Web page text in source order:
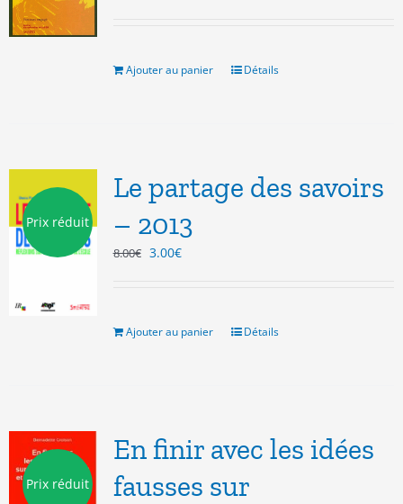
13.00€.5.00€.
Ajouter au panier Détails
Prix réduit
Le partage des savoirs
– 2013
8.00€ Le
8.00€.
3.00€Le
3.00€.
Ajouter au panier Détails
Prix réduit
En finir avec les idées
fausses sur